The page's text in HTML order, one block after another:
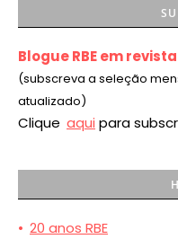
Blogue RBE em revista
(subscreva a seleção
atualizado)
Clique aqui para
• 20 anos RBE